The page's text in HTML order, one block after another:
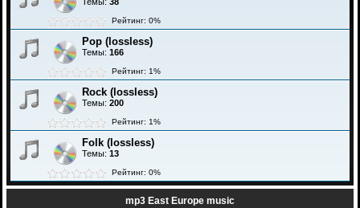
Рейтинг: 0%
Pop (lossless)
Темы: 166
Рейтинг: 1%
Rock (lossless)
Темы: 200
Рейтинг: 1%
Folk (lossless)
Темы: 13
Рейтинг: 0%
mp3 East Europe music